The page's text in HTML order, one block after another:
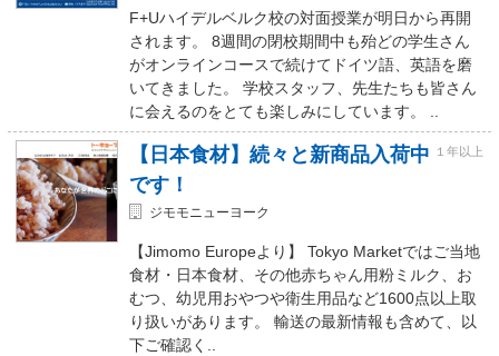
F+Uハイデルベルク校の対面授業が明日から再開
されます。 8週間の閉校期間中も殆どの学生さん
がオンラインコースで続けてドイツ語、英語を磨
いてきました。 学校スタッフ、先生たちも皆さん
に会えるのをとても楽しみにしています。 ..
【日本食材】続々と新商品入荷中
です！
１年以上
ジモモニューヨーク
【Jimomo Europeより】 Tokyo Marketではご当地
食材・日本食材、その他赤ちゃん用粉ミルク、お
むつ、幼児用おやつや衛生用品など1600点以上取
り扱いがあります。 輸送の最新情報も含めて、以
下ご確認く..